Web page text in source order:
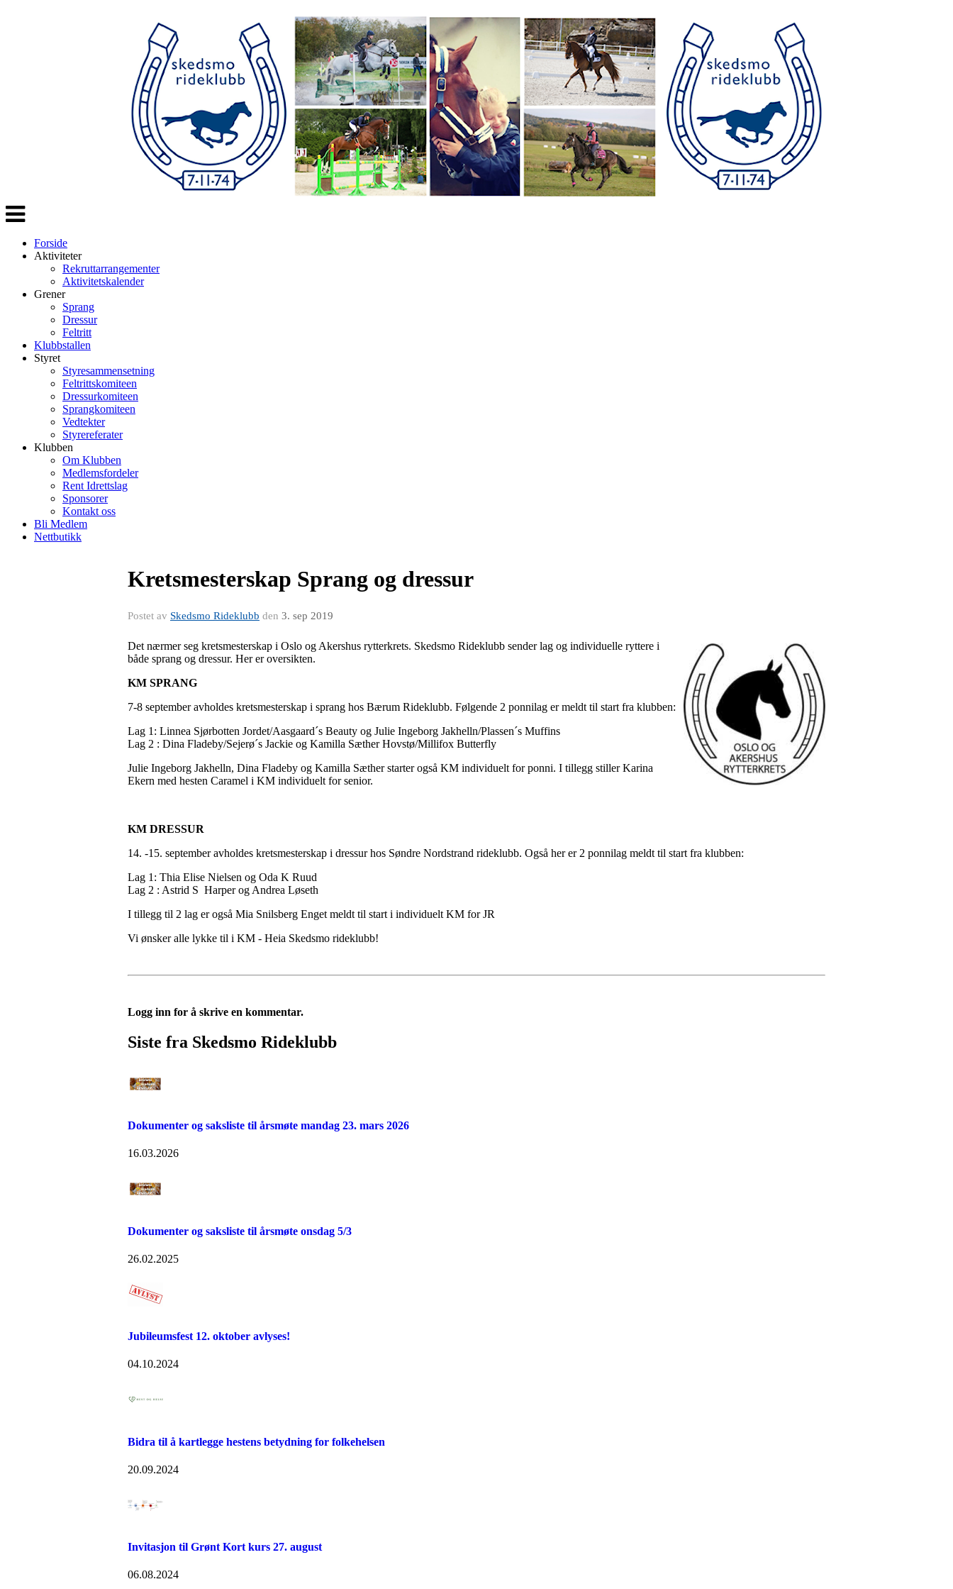
Veksle
navigasjon
Forside
Aktiviteter
Rekruttarrangementer
Aktivitetskalender
Grener
Sprang
Dressur
Feltritt
Klubbstallen
Styret
Styresammensetning
Feltrittskomiteen
Dressurkomiteen
Sprangkomiteen
Vedtekter
Styrereferater
Klubben
Om Klubben
Medlemsfordeler
Rent Idrettslag
Sponsorer
Kontakt oss
Bli Medlem
Nettbutikk
Kretsmesterskap Sprang og dressur
Postet av Skedsmo Rideklubb den 3. sep 2019
Det nærmer seg kretsmesterskap i Oslo og Akershus rytterkrets. Skedsmo Rideklubb sender lag og individuelle ryttere i
både sprang og dressur. Her er oversikten.
KM SPRANG
7-8 september avholdes kretsmesterskap i sprang hos Bærum Rideklubb. Følgende 2 ponnilag er meldt til start fra klubben:
Lag 1: Linnea Sjørbotten Jordet/Aasgaard´s Beauty og Julie Ingeborg Jakhelln/Plassen´s Muffins
Lag 2 : Dina Fladeby/Sejerø´s Jackie og Kamilla Sæther Hovstø/Millifox Butterfly
Julie Ingeborg Jakhelln, Dina Fladeby og Kamilla Sæther starter også KM individuelt for ponni. I tillegg stiller Karina
Ekern med hesten Caramel i KM individuelt for senior.
KM DRESSUR
14. -15. september avholdes kretsmesterskap i dressur hos Søndre Nordstrand rideklubb. Også her er 2 ponnilag meldt til start fra klubben:
Lag 1: Thia Elise Nielsen og Oda K Ruud
Lag 2 : Astrid S Harper og Andrea Løseth
I tillegg til 2 lag er også Mia Snilsberg Enget meldt til start i individuelt KM for JR
Vi ønsker alle lykke til i KM - Heia Skedsmo rideklubb!
Logg inn for å skrive en kommentar.
Siste fra Skedsmo Rideklubb
Dokumenter og saksliste til årsmøte mandag 23. mars 2026
16.03.2026
Dokumenter og saksliste til årsmøte onsdag 5/3
26.02.2025
Jubileumsfest 12. oktober avlyses!
04.10.2024
Bidra til å kartlegge hestens betydning for folkehelsen
20.09.2024
Invitasjon til Grønt Kort kurs 27. august
06.08.2024